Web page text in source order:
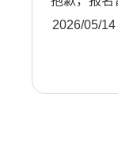
2026/05/